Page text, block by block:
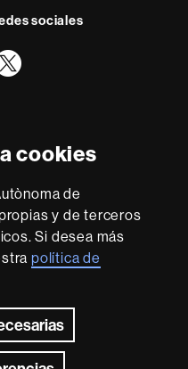
cookies
de
y de terceros
Si desea más
política de
sociales
Twitter
Excellence
Research
-
Euraxess
de
de datos
Mapa del web UAB